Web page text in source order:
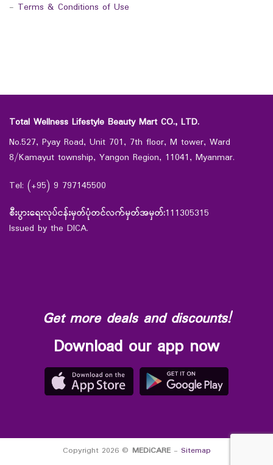
- Terms & Conditions of Use
Total Wellness Lifestyle Beauty Mart CO., LTD.
No.527, Pyay Road, Unit 701, 7th floor, M tower, Ward
8/Kamayut township, Yangon Region, 11041, Myanmar.
Tel: (+95) 9 797145500
စီးပွားရေးလုပ်ငန်းမှတ်ပုံတင်လက်မှတ်အမှတ်:111305315
Issued by the DICA.
Get more deals and discounts!
Download our app now
Copyright 2026 © MEDiCARE- Sitemap